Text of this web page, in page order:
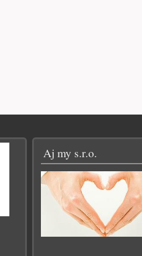
Aj my s.r.o.